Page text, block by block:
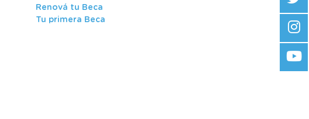
Renová tu Beca
Tu primera Beca